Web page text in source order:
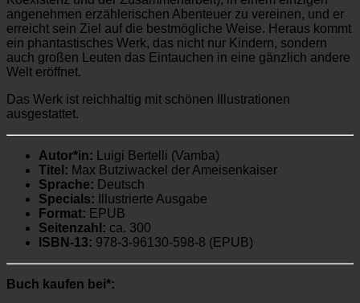
angenehmen erzählerischen Abenteuer zu vereinen, und er
erreicht sein Ziel auf die bestmögliche Weise. Heraus kommt
ein phantastisches Werk, das nicht nur Kindern, sondern
auch großen Leuten das Eintauchen in eine gänzlich andere
Welt eröffnet.
Das Werk ist reichhaltig mit schönen Illustrationen
ausgestattet.
Autor*in:
Luigi Bertelli (Vamba)
Titel: Max Butziwackel der Ameisenkaiser
Sprache: Deutsch
Specials: Illustrierte Ausgabe
Format: EPUB
Seitenzahl: ca. 300
ISBN-13: 978-3-96130-598-8 (EPUB)
Buch kaufen bei*: